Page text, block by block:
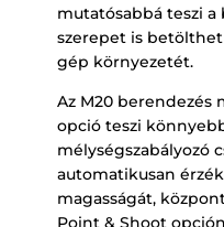
mutatósabbá teszi
szerepet is
gép környezetét.
Az M20 berendezés
opció teszi
mélységszabályozó
automatikusan
magasságát,
Point & Shoot